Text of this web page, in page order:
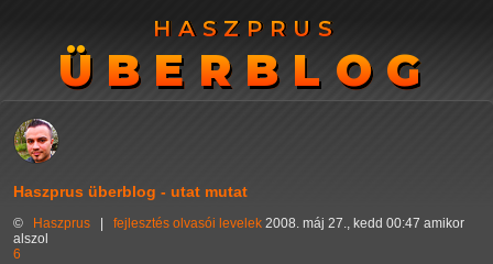
HASZPRUS
ÜBERBLOG
HASZPRUS
ÜBERBLOG
Haszprus überblog - utat mutat
© Haszprus fejlesztés olvasói levelek 2008. máj 27., kedd 00:47 amikor
alszol
6